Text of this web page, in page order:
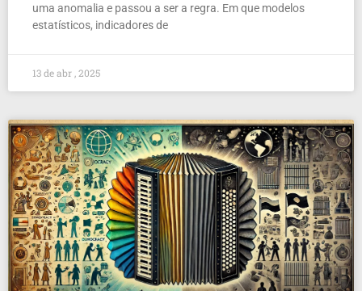
uma anomalia e passou a ser a regra. Em que modelos
estatísticos, indicadores de
13 de abr , 2025